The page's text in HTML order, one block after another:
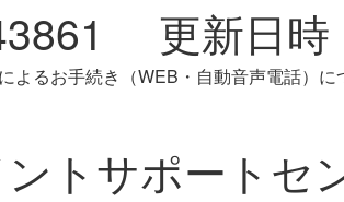
更新日
よるお手続き（WEB・自動音声電話）に
トサポートセ